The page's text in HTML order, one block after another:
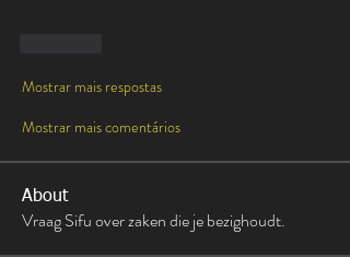
Mostrar mais respostas
Mostrar mais comentários
About
Vraag Sifu over zaken die je bezighoudt.